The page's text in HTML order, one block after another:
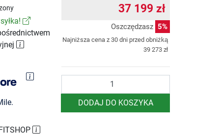
37 199 zł
Oszczędzasz 5%
Najniższa cena z 30 dni przed obniżką
39 273 zł
DODAJ DO KOSZYKA